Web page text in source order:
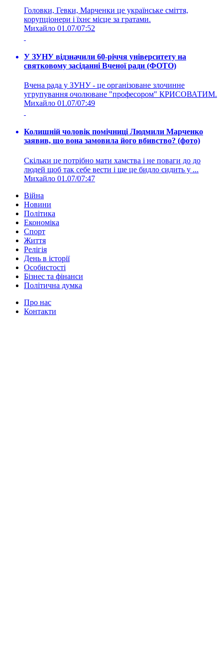
Головки, Гевки, Марченки це українське сміття,
корупціонери і їхнє місце за гратами.
Михайло 01.07/07:52
У ЗУНУ відзначили 60-річчя університету на
святковому засіданні Вченої ради (ФОТО)
Вчена рада у ЗУНУ - це організоване злочинне
угрупування очолюване "професором" КРИСОВАТИМ.
Михайло 01.07/07:49
Колишній чоловік помічниці Людмили Марченко
заявив, що вона замовила його вбивство? (фото)
Скільки це потрібно мати хамства і не поваги до до
людей щоб так себе вести і ще це бидло сидить у ...
Михайло 01.07/07:47
Війна
Новини
Політика
Економіка
Спорт
Життя
Релігія
День в історії
Особистості
Бізнес та фінанси
Політична думка
Про нас
Контакти